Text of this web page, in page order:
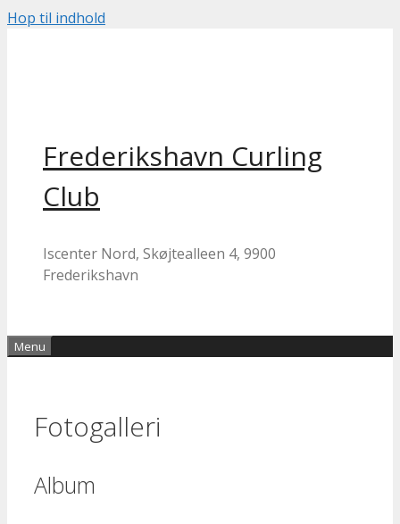
Hop til indhold
Frederikshavn Curling
Club
Iscenter Nord, Skøjtealleen 4, 9900
Frederikshavn
Menu
Fotogalleri
Album